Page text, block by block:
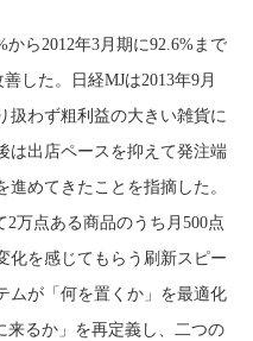
ら2012年3月期に92.6%まで
した。日経MJは2013年9月
扱わず粗利益の大きい雑貨に
は出店ペースを抑えて発注端
めてきたことを指摘した。
2万点ある商品のうち月500点
化を感じてもらう刷新スピー
ムが「何を置くか」を最適化
来るか」を再定義し、二つの